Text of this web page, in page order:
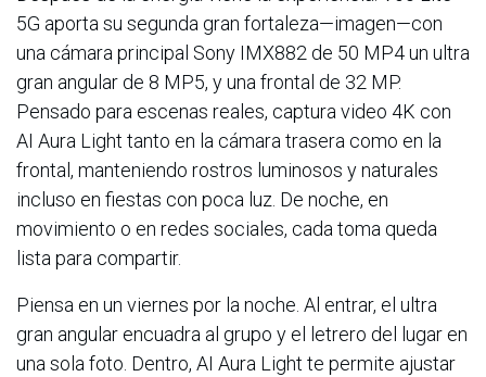
5G aporta su segunda gran fortaleza—imagen—con
una cámara principal Sony IMX882 de 50 MP4 un ultra
gran angular de 8 MP5, y una frontal de 32 MP.
Pensado para escenas reales, captura video 4K con
AI Aura Light tanto en la cámara trasera como en la
frontal, manteniendo rostros luminosos y naturales
incluso en fiestas con poca luz. De noche, en
movimiento o en redes sociales, cada toma queda
lista para compartir.
Piensa en un viernes por la noche. Al entrar, el ultra
gran angular encuadra al grupo y el letrero del lugar en
una sola foto. Dentro, AI Aura Light te permite ajustar